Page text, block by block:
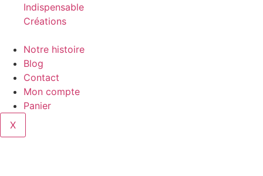
Indispensable
Créations
Notre histoire
Blog
Contact
Mon compte
Panier
X